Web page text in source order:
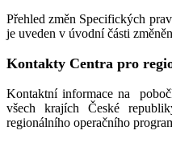
Přehled změn Specifických
je uveden v úvodní části
Kontakty Centra pro
Kontaktní informace na
všech krajích České
regionálního operačního